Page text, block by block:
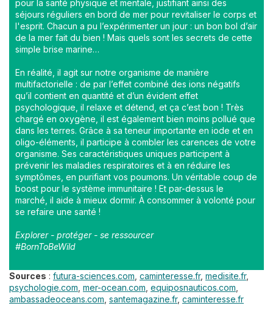
pour la santé physique et mentale, justifiant ainsi des
séjours réguliers en bord de mer pour revitaliser le corps et
l'esprit. Chacun a pu l’expérimenter un jour : un bon bol d’air
de la mer fait du bien ! Mais quels sont les secrets de cette
simple brise marine…
En réalité, il agit sur notre organisme de manière
multifactorielle : de par l’effet combiné des ions négatifs
qu’il contient en quantité et d’un évident effet
psychologique, il relaxe et détend, et ça c’est bon ! Très
chargé en oxygène, il est également bien moins pollué que
dans les terres. Grâce à sa teneur importante en iode et en
oligo-éléments, il participe à combler les carences de votre
organisme. Ses caractéristiques uniques participent à
prévenir les maladies respiratoires et à en réduire les
symptômes, en purifiant vos poumons. Un véritable coup de
boost pour le système immunitaire ! Et par-dessus le
marché, il aide à mieux dormir. À consommer à volonté pour
se refaire une santé !
Explorer - protéger - se ressourcer
#BornToBeWild
Sources : futura-sciences.com caminteresse.fr, medisite.fr,
psychologie.com mer-ocean.com equiposnauticos.com
ambassadeoceans.com santemagazine.fr, caminteresse.fr